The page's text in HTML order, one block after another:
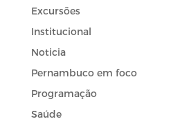
Excursões
Institucional
Noticia
Pernambuco em foco
Programação
Saúde